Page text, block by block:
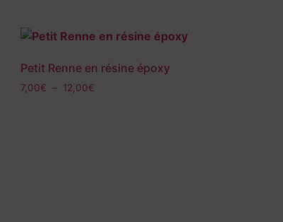
Petit Renne en résine époxy
7,00€ – 12,00€